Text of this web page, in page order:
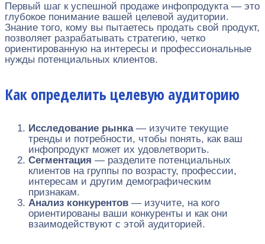
Первый шаг к успешной продаже инфопродукта — это
глубокое понимание вашей целевой аудитории.
Знание того, кому вы пытаетесь продать свой продукт,
позволяет разрабатывать стратегию, четко
ориентированную на интересы и профессиональные
нужды потенциальных клиентов.
Как определить целевую аудиторию
Исследование рынка— изучите текущие
тренды и потребности, чтобы понять, как ваш
инфопродукт может их удовлетворить.
Сегментация — разделите потенциальных
клиентов на группы по возрасту, профессии,
интересам и другим демографическим
признакам.
Анализ конкурентов — изучите, на кого
ориентированы ваши конкуренты и как они
взаимодействуют с этой аудиторией.